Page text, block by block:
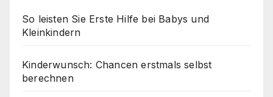
So leisten Sie Erste Hilfe bei Babys und
Kleinkindern
Kinderwunsch: Chancen erstmals selbst
berechnen